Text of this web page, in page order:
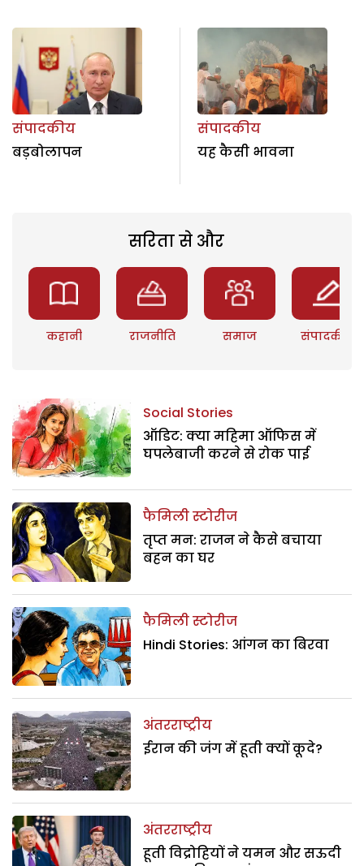
संपादकीय
बड़बोलापन
संपादकीय
यह कैसी भावना
सरिता से और
कहानी राजनीति समाज संपादकीय
Social Stories
ऑडिट: क्या महिमा ऑफिस में
घपलेबाजी करने से रोक पाई
फैमिली स्टोरीज
तृप्त मन: राजन ने कैसे बचाया
बहन का घर
फैमिली स्टोरीज
Hindi Stories: आंगन का बिरवा
अंतरराष्ट्रीय
ईरान की जंग में हूती क्यों कूदे?
अंतरराष्ट्रीय
हूती विद्रोहियों ने यमन और सऊदी